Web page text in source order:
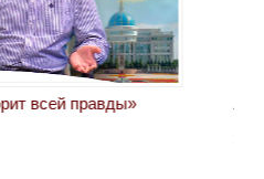
всей правды»